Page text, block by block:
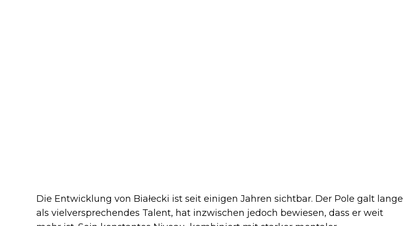
Die Entwicklung von Białecki ist seit einigen Jahren sichtbar. Der Pole galt lange
als vielversprechendes Talent, hat inzwischen jedoch bewiesen, dass er weit